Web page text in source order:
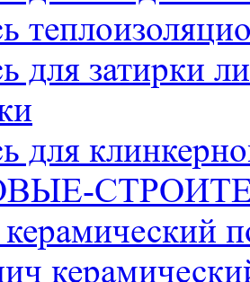
для затирки
для